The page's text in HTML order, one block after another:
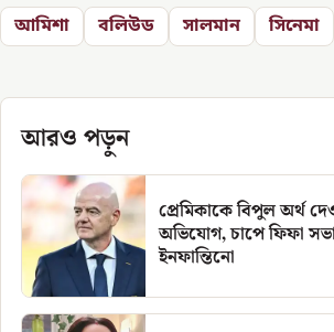
আমিশা বলিউড সালমান সিনেমা
আরও পড়ুন
প্রেমিকাকে বিপুল অর্থ
অভিযোগ, চাপে ফিফা
ইনফান্তিনো